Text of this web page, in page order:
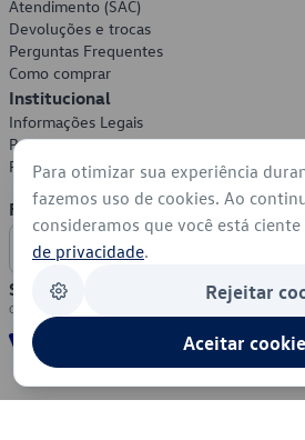
Atendimento (SAC)
Devoluções e trocas
Perguntas Frequentes
Como comprar
Institucional
Informações Legais
Política de Privacidade
Política de Cookies
Formas de Pagamento
Segurança
Para otimizar sua experiência
fazemos uso de cookies. Ao
consideramos que você está ciente
de privacidade.
Rejeitar
Aceitar